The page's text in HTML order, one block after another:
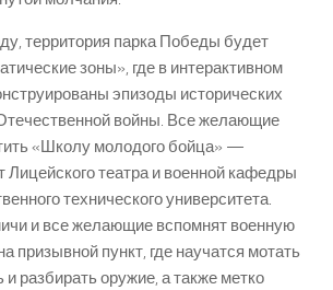
территория парка Победы будет
зоны», где в интерактивном
эпизоды исторических
войны. Все желающие
«Школу молодого бойца» —
Лицейского театра и военной кафедры
технического университета.
и все желающие вспомнят военную
призывной пункт, где научатся мотать
и разбирать оружие, а также метко